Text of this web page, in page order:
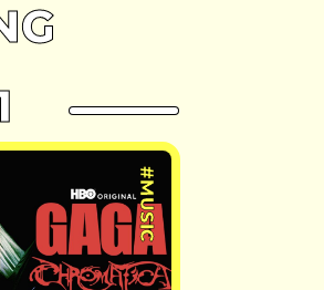
#MUSIC